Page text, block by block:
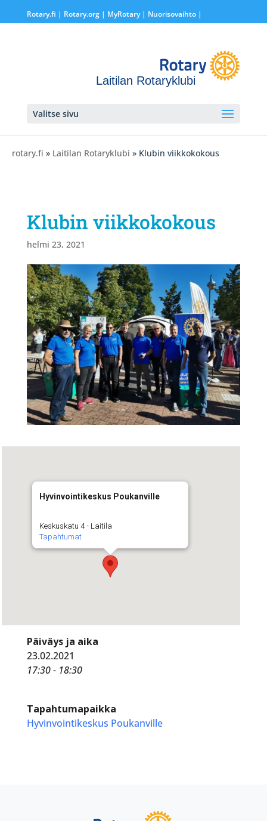
Rotary.fi | Rotary.org| MyRotary | Nuorisovaihto|
Laitilan Rotaryklubi
Valitse sivu
rotary.fi » Laitilan Rotaryklubi » Klubin viikkokokous
Klubin viikkokokous
helmi 23, 2021
Hyvinvointikeskus Poukanville
Keskuskatu 4 - Laitila
Tapahtumat
Päiväys ja aika
23.02.2021
17:30 - 18:30
Tapahtumapaikka
Hyvinvointikeskus Poukanville